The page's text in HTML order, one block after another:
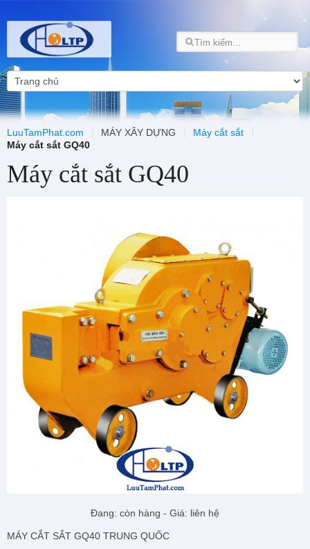
LuuTamPhat.com MÁY XÂY DỰNG
Máy cắt sắt
Máy cắt sắt GQ40
Máy cắt sắt GQ40
Đang: còn hàng - Giá: liên hệ
MÁY CẮT SẮT GQ40 TRUNG QUỐC